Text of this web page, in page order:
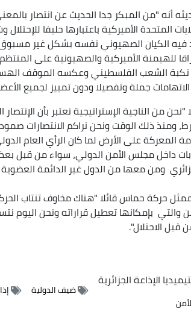
أنه "من المبكر جدا الحديث عن انتصار
المتحدة الأميركية باعتبارها حليفا
الكيان الصهيوني نفسه بشكل غير مسبوق
نكبة الشعب الفلسطيني وعكسه الموقف
جملة وتفصيلا ودون تمييز لجميع
"نحن من الناجية الإستراتيجية نعتبر بأن
ومنذ ذلك الوقت ونحن نراكم الانتصارات
المعركة على الأرض لما كان الرأي العام
داخل مجلس الأمن الدولي، سواء من قبل
ومن معها من الدول غير الدائمة
حركة حماس قائلا "هناك مخاوف تنتاب
بإمكانها تعطيل قراراته ونحن اليوم
قبل الاحتلال".
الإذاعة الجزائرية
ضيف الدولية